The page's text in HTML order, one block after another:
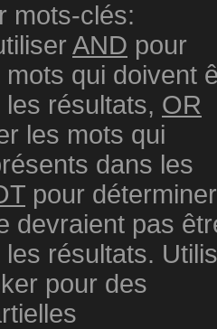
mots-clés:
AND pour
qui doivent
résultats, OR
les mots qui
dans les
pour déterminer
devraient pas
résultats.
pour des